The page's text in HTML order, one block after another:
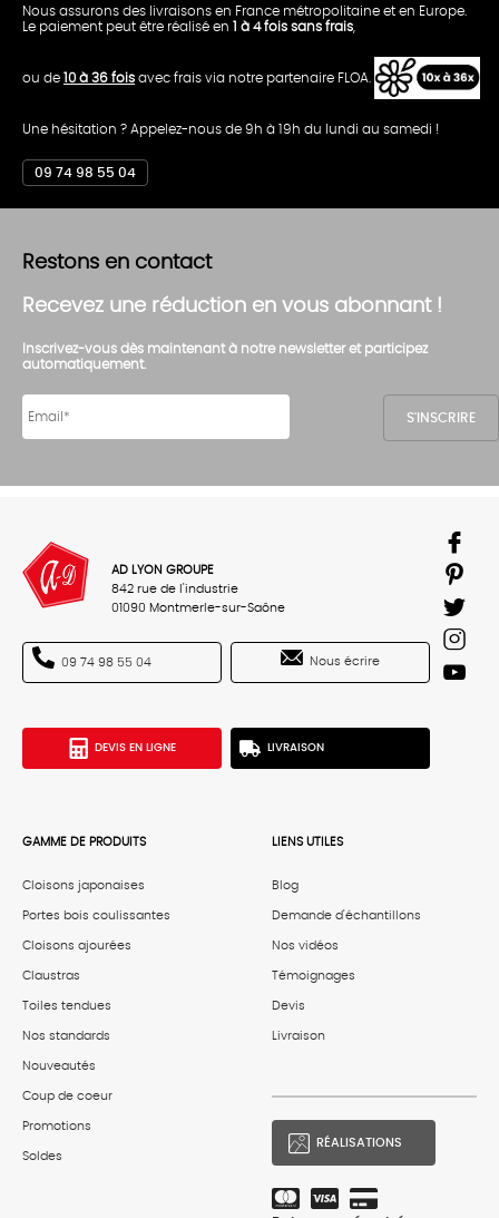
Nous assurons des livraisons en France métropolitaine et en Europe.
Le paiement peut être réalisé en 1 à 4 fois sans frais
ou de 10 à 36 fois avec frais via notre partenaire FLOA.
Une hésitation ? Appelez-nous de 9h à 19h du lundi au samedi !
09 74 98 55 04
Restons en contact
Recevez une réduction en vous abonnant !
Inscrivez-vous dès maintenant à notre newsletter et participez
automatiquement.
AD LYON GROUPE
842 rue de l'industrie
01090 Montmerle-sur-Saône
09 74 98 55 04 Nous écrire
DEVIS EN LIGNE LIVRAISON
GAMME DE PRODUITS
Cloisons japonaises
Portes bois coulissantes
Cloisons ajourées
Claustras
Toiles tendues
Nos standards
Nouveautés
Coup de coeur
Promotions
Soldes
LIENS UTILES
Blog
Demande d'échantillons
Nos vidéos
Témoignages
Devis
Livraison
RÉALISATIONS